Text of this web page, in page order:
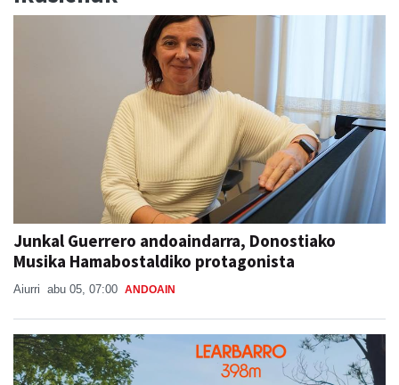
Junkal Guerrero andoaindarra, Donostiako
Musika Hamabostaldiko protagonista
Aiurri abu 05, 07:00 ANDOAIN